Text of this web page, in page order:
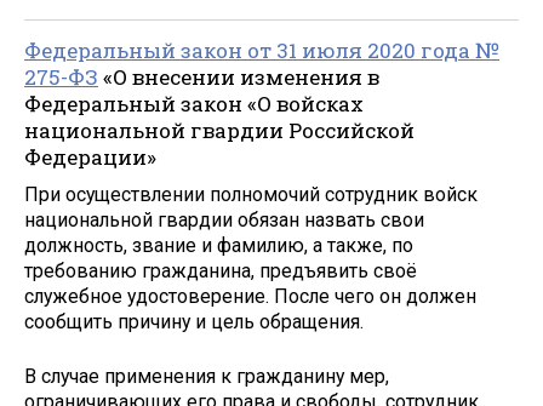
Федеральный закон от 31 июля 2020 года №
275-ФЗ «О внесении изменения в
Федеральный закон «О войсках
национальной гвардии Российской
Федерации»
При осуществлении полномочий сотрудник войск
национальной гвардии обязан назвать свои
должность, звание и фамилию, а также, по
требованию гражданина, предъявить своё
служебное удостоверение. После чего он должен
сообщить причину и цель обращения.
В случае применения к гражданину мер,